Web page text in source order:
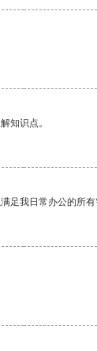
知识点。
我日常办公的所